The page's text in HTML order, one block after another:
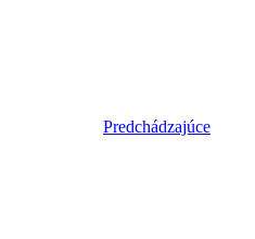
Predchádzajúce